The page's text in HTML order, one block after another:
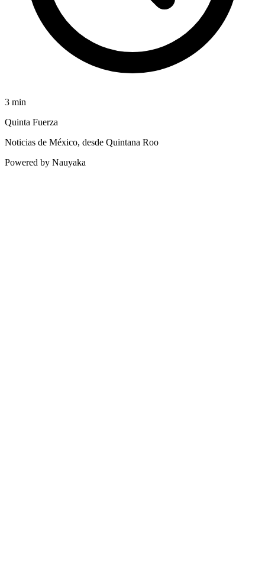
3 min
Quinta Fuerza
Noticias de México, desde Quintana Roo
Powered by Nauyaka